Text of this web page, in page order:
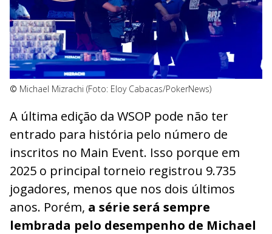
© Michael Mizrachi (Foto: Eloy Cabacas/PokerNews)
A última edição da WSOP pode não ter
entrado para história pelo número de
inscritos no Main Event. Isso porque em
2025 o principal torneio registrou 9.735
jogadores, menos que nos dois últimos
anos. Porém, a série será sempre
lembrada pelo desempenho de Michael